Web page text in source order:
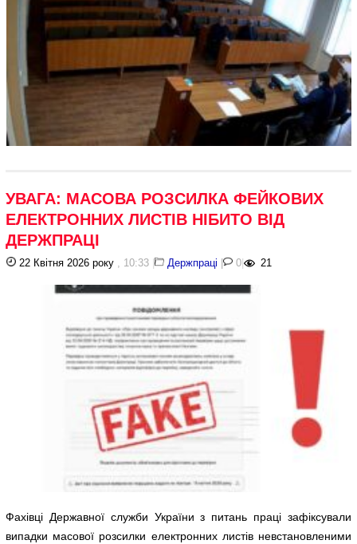
УВАГА: МАСОВА РОЗСИЛКА ФЕЙКОВИХ
ЕЛЕКТРОННИХ ЛИСТІВ НІБИТО ВІД
ДЕРЖПРАЦІ
22 Квітня 2026 року , 10:33 | Держпраці | 0| 21
Фахівці Державної служби України з питань праці зафіксували
випадки масової розсилки електронних листів невстановленими